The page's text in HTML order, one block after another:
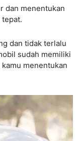
dan menentukan
dan tidak terlalu
sudah memiliki
menentukan